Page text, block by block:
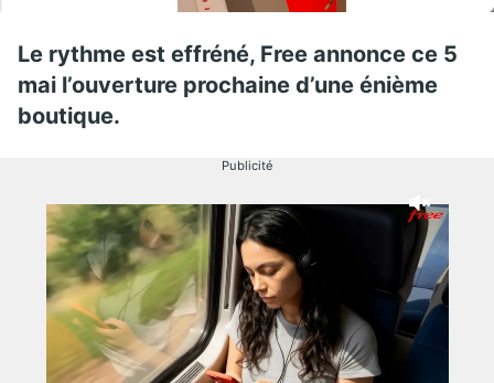
Le rythme est effréné, Free annonce ce 5
mai l’ouverture prochaine d’une énième
boutique.
Publicité